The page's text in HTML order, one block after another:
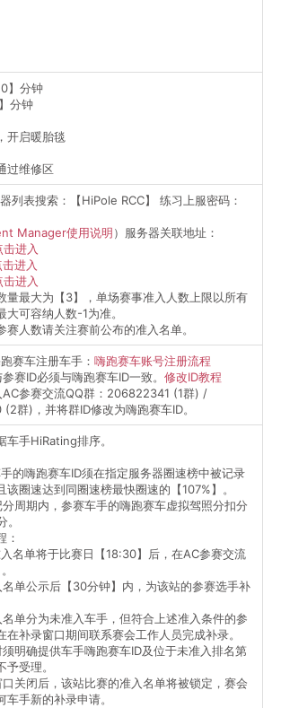
】分钟
分钟
开启暖胎毯
过维修区
列表搜索：【HiPole RCC】 练习上服密码：
Manager使用说明）服务器关联地址：
击进入
击进入
击进入
量最大为【3】，单场赛事准入人数上限以所有
大可容纳人数-1为准。
赛人数请关注赛前公布的准入名单。
跑赛车注册车手： 嗨跑赛车账号注册流程
参赛ID必须与嗨跑赛车ID一致。 修改ID教程
AC参赛交流QQ群：206822341 (1群) /
群)，并将群ID修改为嗨跑赛车ID。
车手HiRating排序。
手的嗨跑赛车ID须在指定服务器圈速榜中被记录
该圈速达到同圈速榜最快圈速的【107%】。
分周期内，参赛车手的嗨跑赛车虚拟驾照分扣分
：
入名单将于比赛日【18:30】后，在AC参赛交流
名单公示后【30分钟】内，为该站的参赛选手补
名单分为未准入车手，但符合上述准入条件的参
在补录窗口期间联系赛会工作人员完成补录。
须明确提供车手嗨跑赛车ID及位于未准入排名第
予受理。
口关闭后，该站比赛的准入名单将被锁定，赛会
车手新的补录申请。